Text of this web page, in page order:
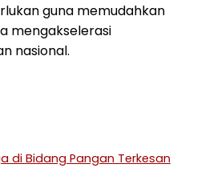
guna memudahkan
mengakselerasi
nasional.
di Bidang Pangan Terkesan